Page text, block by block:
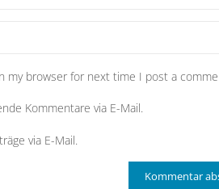
my browser for next time I post a
Kommentare via E-Mail.
via E-Mail.